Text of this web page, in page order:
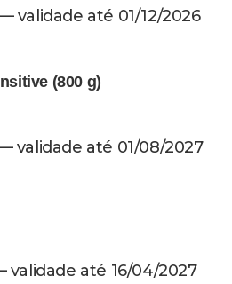
validade até 01/12/2026
(800 g)
validade até 01/08/2027
validade até 16/04/2027